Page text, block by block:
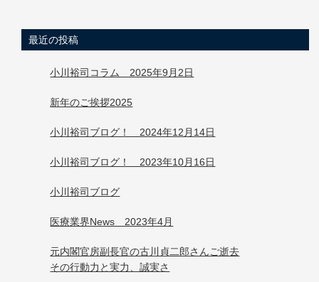
最近の投稿
小川裕司コラム 2025年9月2日
新年のご挨拶2025
小川裕司ブログ！ 2024年12月14日
小川裕司ブログ！ 2023年10月16日
小川裕司ブログ
医療業界News 2023年4月
元内閣官房副長官の古川貞二郎さんご逝去
その行動力と実力、誠実さ